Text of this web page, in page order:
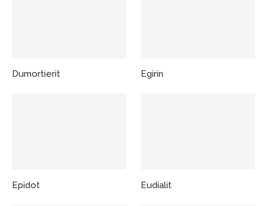
Dumortierit Egirin
Epidot Eudialit